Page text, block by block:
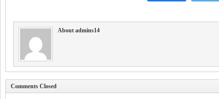
About admins14
Comments Closed